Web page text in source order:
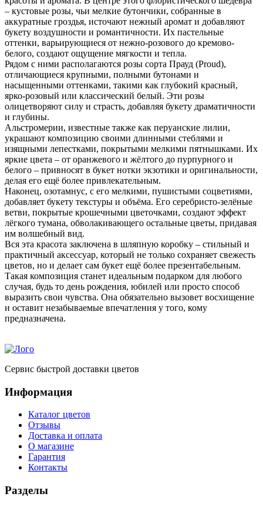
– кустовые розы, чьи мелкие бутончики, собранные в
аккуратные гроздья, источают нежный аромат и добавляют
букету воздушности и романтичности. Их пастельные
оттенки, варьирующиеся от нежно-розового до кремово-
белого, создают ощущение мягкости и тепла.
Рядом с ними располагаются розы сорта Прауд (Proud),
отличающиеся крупными, полными бутонами и
насыщенными оттенками, такими как глубокий красный,
ярко-розовый или классический белый. Эти розы
олицетворяют силу и страсть, добавляя букету драматичности
и глубины.
Альстромерии, известные также как перуанские лилии,
украшают композицию своими длинными стеблями и
изящными лепестками, покрытыми мелкими пятнышками. Их
яркие цвета – от оранжевого и жёлтого до пурпурного и
белого – привносят в букет нотки экзотики и оригинальности,
делая его ещё более привлекательным.
Наконец, озотамнус, с его мелкими, пушистыми соцветиями,
добавляет букету текстуры и объёма. Его серебристо-зелёные
ветви, покрытые крошечными цветочками, создают эффект
лёгкого тумана, обволакивающего остальные цветы, придавая
им волшебный вид.
Вся эта красота заключена в шляпную коробку – стильный и
практичный аксессуар, который не только сохраняет свежесть
цветов, но и делает сам букет ещё более презентабельным.
Такая композиция станет идеальным подарком для любого
случая, будь то день рождения, юбилей или просто способ
выразить свои чувства. Она обязательно вызовет восхищение
и оставит незабываемые впечатления у того, кому
предназначена.
Сервис быстрой доставки цветов
Информация
Каталог цветов
Отзывы
Доставка и оплата
О магазине
Гарантия
Контакты
Разделы